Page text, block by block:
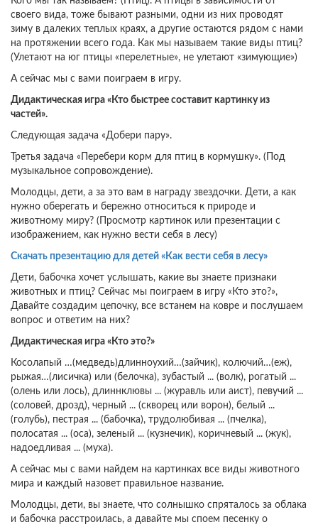
своего вида, тоже бывают разными, одни из них проводят
зиму в далеких теплых краях, а другие остаются рядом с нами
на протяжении всего года. Как мы называем такие виды птиц?
(Улетают на юг птицы «перелетные», не улетают «зимующие»)
А сейчас мы с вами поиграем в игру.
Дидактическая игра «Кто быстрее составит картинку из
частей».
Следующая задача «Добери пару».
Третья задача «Перебери корм для птиц в кормушку». (Под
музыкальное сопровождение).
Молодцы, дети, а за это вам в награду звездочки. Дети, а как
нужно оберегать и бережно относиться к природе и
животному миру? (Просмотр картинок или презентации с
изображением, как нужно вести себя в лесу)
Скачать презентацию для детей «Как вести себя в лесу»
Дети, бабочка хочет услышать, какие вы знаете признаки
животных и птиц? Сейчас мы поиграем в игру «Кто это?»,
Давайте создадим цепочку, все встанем на ковре и послушаем
вопрос и ответим на них?
Дидактическая игра «Кто это?»
Косолапый …(медведь)длинноухий…(зайчик), колючий…(еж),
рыжая…(лисичка) или (белочка), зубастый ... (волк), рогатый ...
(олень или лось), длиннклювы ... (журавль или аист), певучий ...
(соловей, дрозд), черный ... (скворец или ворон), белый ...
(голубь), пестрая ... (бабочка), трудолюбивая ... (пчелка),
полосатая ... (оса), зеленый ... (кузнечик), коричневый ... (жук),
надоедливая ... (муха).
А сейчас мы с вами найдем на картинках все виды животного
мира и каждый назовет правильное название.
Молодцы, дети, вы знаете, что солнышко спряталось за облака
и бабочка расстроилась, а давайте мы споем песенку о